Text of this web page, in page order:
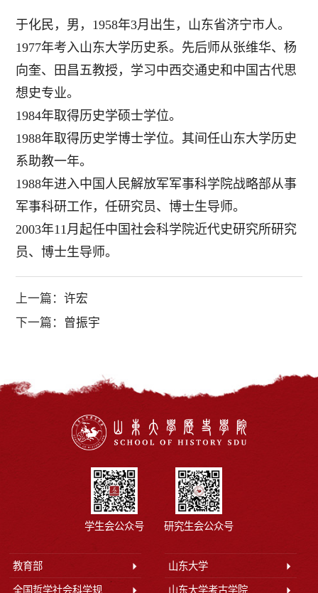
于化民，男，1958年3月出生，山东省济宁市人。
1977年考入山东大学历史系。先后师从张维华、杨
向奎、田昌五教授，学习中西交通史和中国古代思
想史专业。
1984年取得历史学硕士学位。
1988年取得历史学博士学位。其间任山东大学历史
系助教一年。
1988年进入中国人民解放军军事科学院战略部从事
军事科研工作，任研究员、博士生导师。
2003年11月起任中国社会科学院近代史研究所研究
员、博士生导师。
上一篇：许宏
下一篇： 曾振宇
学生会公众号 研究生会公众号
教育部 山东大学
全国哲学社会科学规划办公室 山东大学考古学院